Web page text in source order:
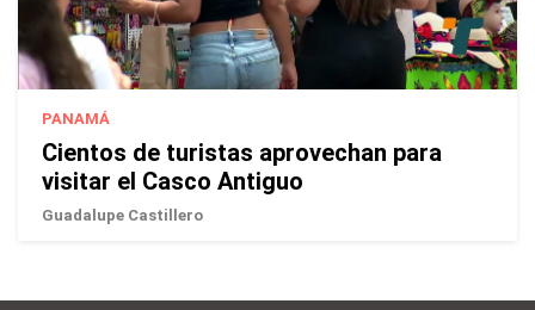
PANAMÁ
Cientos de turistas aprovechan para
visitar el Casco Antiguo
Guadalupe Castillero